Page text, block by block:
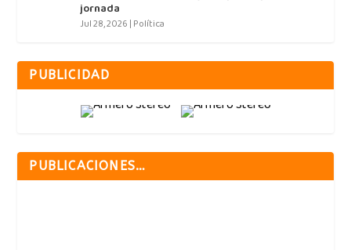
jornada
Jul 28, 2026 | Política
PUBLICIDAD
PUBLICACIONES…